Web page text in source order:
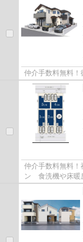
仲介手数料無料
仲介手数料無料
ン 食洗機や床暖